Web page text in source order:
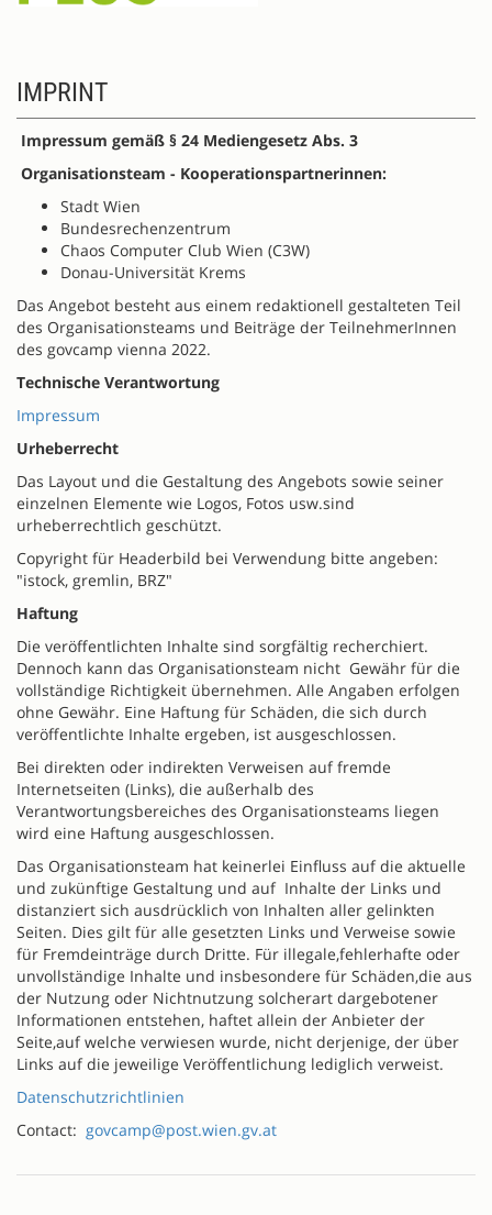
IMPRINT
Impressum gemäß § 24 Mediengesetz Abs. 3
Organisationsteam - Kooperationspartnerinnen:
Stadt Wien
Bundesrechenzentrum
Chaos Computer Club Wien (C3W)
Donau-Universität Krems
Das Angebot besteht aus einem redaktionell gestalteten Teil
des Organisationsteams und Beiträge der TeilnehmerInnen
des govcamp vienna 2022.
Technische Verantwortung
Impressum
Urheberrecht
Das Layout und die Gestaltung des Angebots sowie seiner
einzelnen Elemente wie Logos, Fotos usw.sind
urheberrechtlich geschützt.
Copyright für Headerbild bei Verwendung bitte angeben:
"istock, gremlin, BRZ"
Haftung
Die veröffentlichten Inhalte sind sorgfältig recherchiert.
Dennoch kann das Organisationsteam nicht Gewähr für die
vollständige Richtigkeit übernehmen. Alle Angaben erfolgen
ohne Gewähr. Eine Haftung für Schäden, die sich durch
veröffentlichte Inhalte ergeben, ist ausgeschlossen.
Bei direkten oder indirekten Verweisen auf fremde
Internetseiten (Links), die außerhalb des
Verantwortungsbereiches des Organisationsteams liegen
wird eine Haftung ausgeschlossen.
Das Organisationsteam hat keinerlei Einfluss auf die aktuelle
und zukünftige Gestaltung und auf Inhalte der Links und
distanziert sich ausdrücklich von Inhalten aller gelinkten
Seiten. Dies gilt für alle gesetzten Links und Verweise sowie
für Fremdeinträge durch Dritte. Für illegale,fehlerhafte oder
unvollständige Inhalte und insbesondere für Schäden,die aus
der Nutzung oder Nichtnutzung solcherart dargebotener
Informationen entstehen, haftet allein der Anbieter der
Seite,auf welche verwiesen wurde, nicht derjenige, der über
Links auf die jeweilige Veröffentlichung lediglich verweist.
Datenschutzrichtlinien
Contact: govcamp@post.wien.gv.at